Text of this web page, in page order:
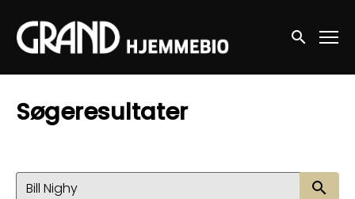
Accessibility Links
Søg nu
Søgeresultater